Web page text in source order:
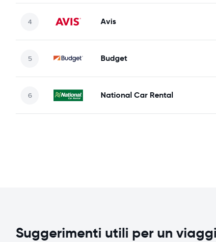
Avis
Budget
National Car Rental
Suggerimenti utili per un